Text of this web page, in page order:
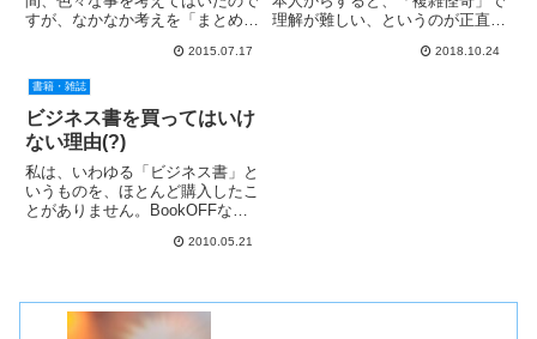
すが、なかなか考えを「まとめ
かし、この問題については、自分
の考えを表明しておかなければ、
と思いましたので、投稿したいと
思います。ご承知のように、安倍
政...
2015.07.17
理解が難しい、というのが正直な
私も例外ではありません。特に理
2018.10.24
書籍・雑誌
ビジネス書を買ってはいけ
ない理由(?)
私は、いわゆる「ビジネス書」と
いうものを、ほとんど購入したこ
とがありません。BookOFFなど
に売られているビジネス書を時た
と判断して買わない、とい...
2010.05.21